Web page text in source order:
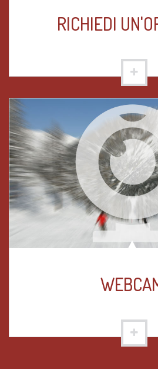
RICHIEDI